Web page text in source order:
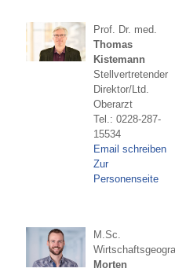
Prof. Dr. med.
Thomas
Kistemann
Stellvertretender
Direktor/Ltd.
Oberarzt
Tel.: 0228-287-
15534
Email schreiben
Zur
Personenseite
M.Sc.
Morten